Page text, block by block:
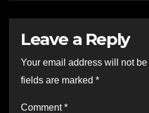
Leave a Reply
Your email address will not
fields are marked *
Comment*